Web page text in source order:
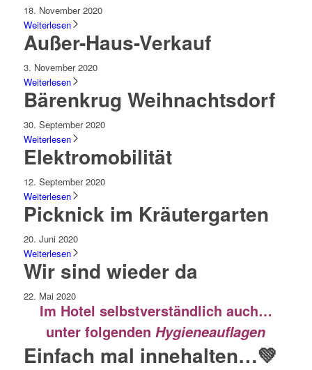
18. November 2020
Weiterlesen
Außer-Haus-Verkauf
3. November 2020
Weiterlesen
Bärenkrug Weihnachtsdorf
30. September 2020
Weiterlesen
Elektromobilität
12. September 2020
Weiterlesen
Picknick im Kräutergarten
20. Juni 2020
Weiterlesen
Wir sind wieder da
22. Mai 2020
Im Hotel selbstverständlich auch…
unter folgendenHygieneauflagen
Einfach mal innehalten…💚